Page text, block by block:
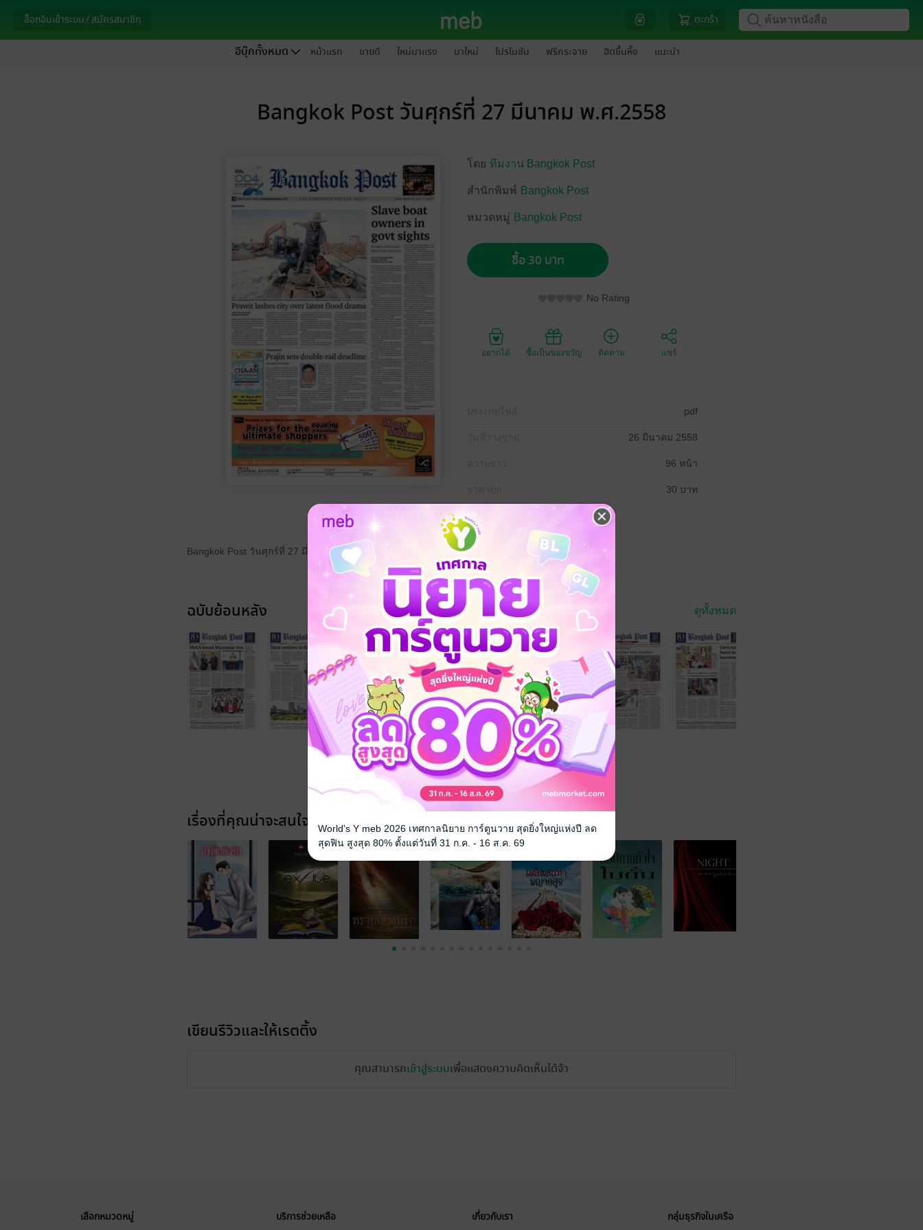
ล็อกอินเข้าระบบ / สมัครสมาชิก ตะกร้า
อีบุ๊กทั้งหมด หน้าแรก ขายดี ใหม่มาแรง มาใหม่ โปรโมชัน ฟรีกระจาย ฮิตขึ้นหิ้ง แนะนำ
Bangkok Post วันศุกร์ที่ 27 มีนาคม พ.ศ.2558
โดย ทีมงาน Bangkok Post
สำนักพิมพ์ Bangkok Post
หมวดหมู่ Bangkok Post
ซื้อ 30 บาท
No Rating
อยากได้ ซื้อเป็นของขวัญ ติดตาม แชร์
pdf
26 มีนาคม 2558
96 หน้า
30 บาท
Bangkok Post วันศุกร์ที่ 27 มีนาคม พ.ศ.2558
ฉบับย้อนหลัง ดูทั้งหมด
เรื่องที่คุณน่าจะสนใจ
เขียนรีวิวและให้เรตติ้ง
คุณสามารถเข้าสู่ระบบเพื่อแสดงความคิดเห็นได้จ้า
เลือกหมวดหมู่ บริการช่วยเหลือ เกี่ยวกับเรา กลุ่มธุรกิจในเครือ
World's Y meb 2026 เทศกาลนิยาย การ์ตูนวาย สุดยิ่งใหญ่แห่งปี ลด
สุดฟิน สูงสุด 80% ตั้งแต่วันที่ 31 ก.ค. - 16 ส.ค. 69